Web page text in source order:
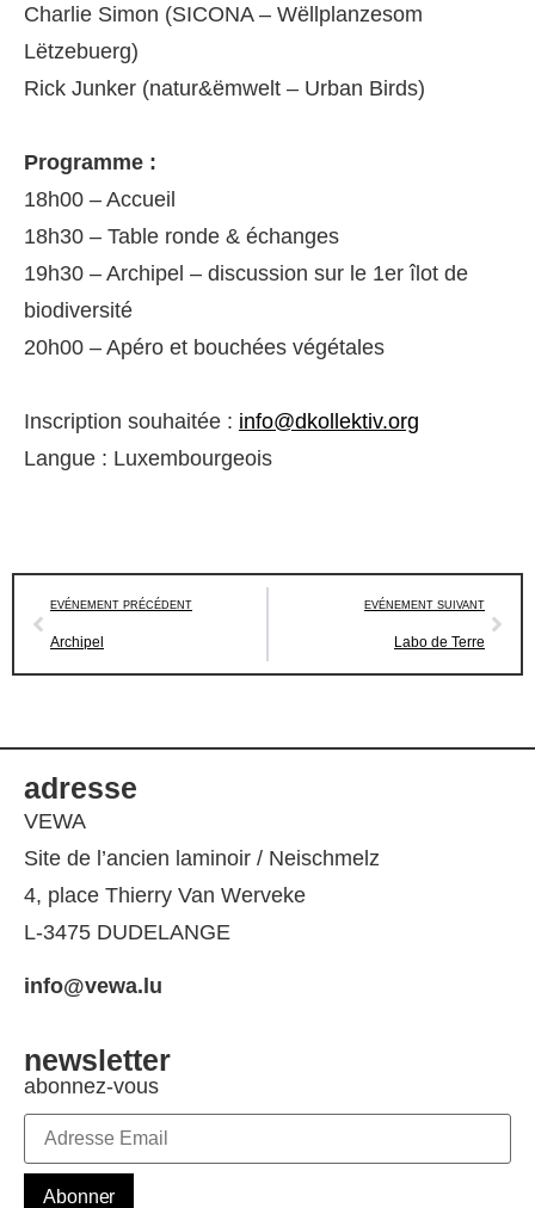
Charlie Simon (SICONA – Wëllplanzesom
Lëtzebuerg)
Rick Junker (natur&ëmwelt – Urban Birds)
Programme :
18h00 – Accueil
18h30 – Table ronde & échanges
19h30 – Archipel – discussion sur le 1er îlot de
biodiversité
20h00 – Apéro et bouchées végétales
Inscription souhaitée : info@dkollektiv.org
Langue : Luxembourgeois
EVÉNEMENT PRÉCÉDENT
Archipel
EVÉNEMENT SUIVANT
Labo de Terre
adresse
VEWA
Site de l’ancien laminoir / Neischmelz
4, place Thierry Van Werveke
L-3475 DUDELANGE
info@vewa.lu
newsletter
abonnez-vous